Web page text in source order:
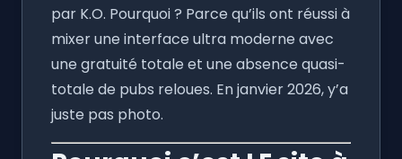
par K.O. Pourquoi ? Parce qu’ils ont réussi à
mixer une interface ultra moderne avec
une gratuité totale et une absence quasi-
totale de pubs reloues. En janvier 2026, y’a
juste pas photo.